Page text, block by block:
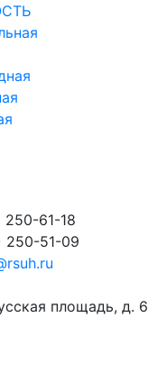
250-61-18
250-51-09
площадь, д. 6